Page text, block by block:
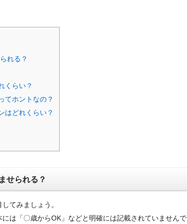
れる？
くらい？
てホントなの？
はどれくらい？
せられる？
てみましょう。
は「〇歳からOK」などと明確には記載されていませんで